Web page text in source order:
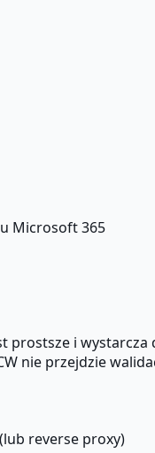
Microsoft 365
prostsze i wystarcza
nie przejdzie
reverse proxy)